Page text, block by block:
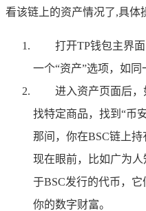
看该链上的资产情况了,具体
打开TP钱包主界
一个“资产”选项，如同
进入资产页面后
找特定商品，找到“币
那间，你在BSC链上
现在眼前，比如广为
于BSC发行的代币，
你的数字财富。